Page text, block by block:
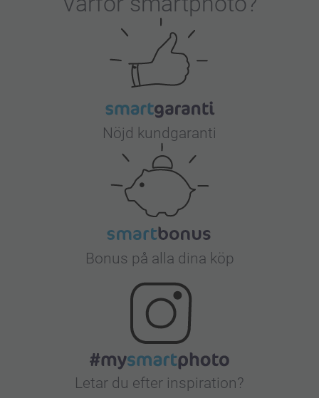
Nöjd kundgaranti
Bonus på alla dina köp
Letar du efter inspiration?